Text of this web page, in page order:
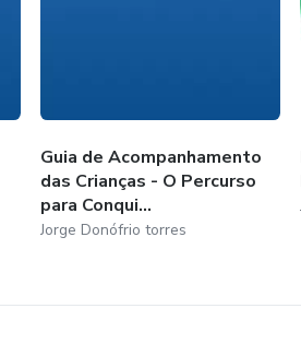
Guia de Acompanhamento
das Crianças - O Percurso
para Conqui...
Jorge Donófrio torres